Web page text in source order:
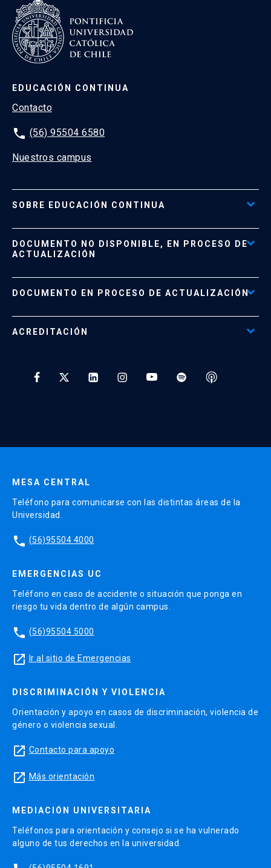
EDUCACIÓN CONTINUA
Contacto
phone (56) 95504 6580
Nuestros campus
SOBRE EDUCACIÓN CONTINUA
Formas de Pago
Políticas de Retiro, Devolución e Información Importante
DOCUMENTO NO DISPONIBLE, EN PROCESO DE
ACTUALIZACIÓN
Documento No Disponible file_download
DOCUMENTO EN PROCESO DE ACTUALIZACIÓN
ACREDITACIÓN
MESA CENTRAL
Teléfono para comunicarse con las distintas áreas de la
Universidad.
phone (56)95504 4000
EMERGENCIAS UC
Teléfono en caso de accidente o situación que ponga en
riesgo tu vida dentro de algún campus.
phone (56)95504 5000
launch Ir al sitio de Emergencias
DISCRIMINACIÓN Y VIOLENCIA
Orientación y apoyo en casos de discriminación, violencia de
género o violencia sexual.
launch Contacto para apoyo
launch Más orientación
MEDIACIÓN UNIVERSITARIA
Teléfonos para orientación y consejo si se ha vulnerado
alguno de tus derechos en la universidad.